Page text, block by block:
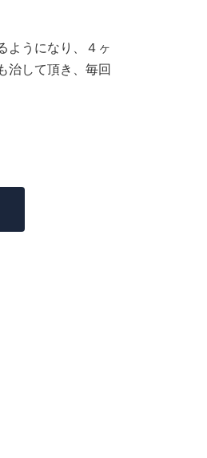
ようになり、４ヶ
治して頂き、毎回